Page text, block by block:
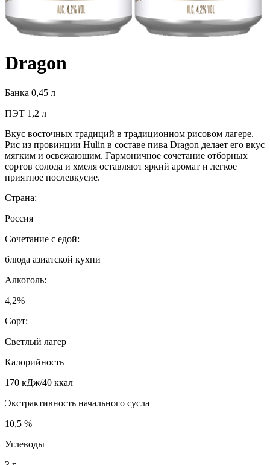
Dragon
Банка 0,45 л
ПЭТ 1,2 л
Вкус восточных традиций в традиционном рисовом лагере.
Рис из провинции Hulin в составе пива Dragon делает его вкус
мягким и освежающим. Гармоничное сочетание отборных
сортов солода и хмеля оставляют яркий аромат и легкое
приятное послевкусие.
Страна:
Россия
Сочетание с едой:
блюда азиатской кухни
Алкоголь:
4,2%
Сорт:
Светлый лагер
Калорийность
170 кДж/40 ккал
Экстрактивность начального сусла
10,5 %
Углеводы